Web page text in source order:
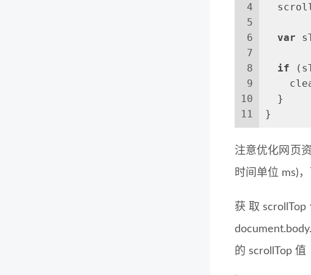
4
5
6
7
8
9
10
11
var
if
  }
}
注意优化网页
时间单位 ms)
获取
的 scrollTop 值